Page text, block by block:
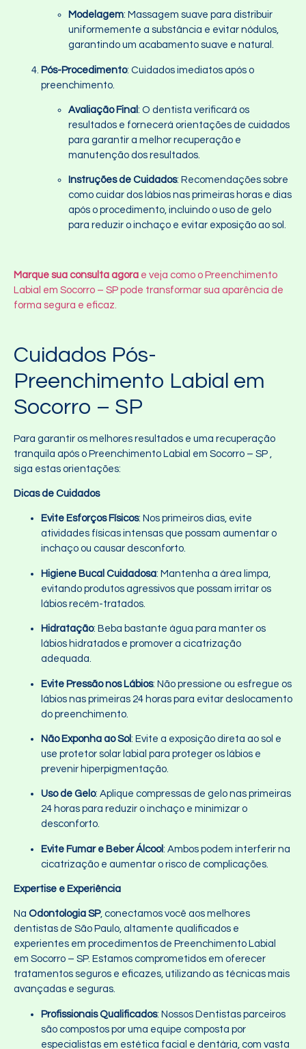
Modelagem: Massagem suave para distribuir
uniformemente a substância e evitar nódulos,
garantindo um acabamento suave e natural.
Pós-Procedimento: Cuidados imediatos após o
preenchimento.
Avaliação Final : O dentista verificará os
resultados e fornecerá orientações de cuidados
para garantir a melhor recuperação e
manutenção dos resultados.
Instruções de Cuidados: Recomendações sobre
como cuidar dos lábios nas primeiras horas e dias
após o procedimento, incluindo o uso de gelo
para reduzir o inchaço e evitar exposição ao sol.
Marque sua consulta agora e veja como o Preenchimento
Labial em Socorro – SP pode transformar sua aparência de
forma segura e eficaz.
Cuidados Pós-
Preenchimento Labial em
Socorro – SP
Para garantir os melhores resultados e uma recuperação
tranquila após o Preenchimento Labial em Socorro – SP ,
siga estas orientações:
Dicas de Cuidados
Evite Esforços Físicos: Nos primeiros dias, evite
atividades físicas intensas que possam aumentar o
inchaço ou causar desconforto.
Higiene Bucal Cuidadosa: Mantenha a área limpa,
evitando produtos agressivos que possam irritar os
lábios recém-tratados.
Hidratação: Beba bastante água para manter os
lábios hidratados e promover a cicatrização
adequada.
Evite Pressão nos Lábios: Não pressione ou esfregue os
lábios nas primeiras 24 horas para evitar deslocamento
do preenchimento.
Não Exponha ao Sol: Evite a exposição direta ao sol e
use protetor solar labial para proteger os lábios e
prevenir hiperpigmentação.
Uso de Gelo: Aplique compressas de gelo nas primeiras
24 horas para reduzir o inchaço e minimizar o
desconforto.
Evite Fumar e Beber Álcool: Ambos podem interferir na
cicatrização e aumentar o risco de complicações.
Expertise e Experiência
Na Odontologia SP, conectamos você aos melhores
dentistas de São Paulo, altamente qualificados e
experientes em procedimentos de Preenchimento Labial
em Socorro – SP. Estamos comprometidos em oferecer
tratamentos seguros e eficazes, utilizando as técnicas mais
avançadas e seguras.
Profissionais Qualificados: Nossos Dentistas parceiros
são compostos por uma equipe composta por
especialistas em estética facial e dentária, com vasta